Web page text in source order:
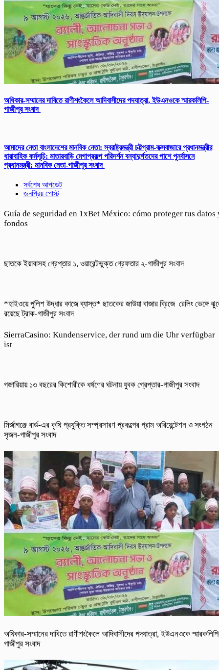
অধিকার-সম্মানের দাবিতে রাণীশংকৈলে আদিবাসীদের পদযাত্রা, ইউএনওকে স্মারকলিপি-
গাজীপুর সংবাদ
আমাদের নেতা বাংলাদেশের মানবিক নেতা: স্বরাষ্ট্রমন্ত্রী চট্টগ্রাম-কক্সবাজারে প্রধানমন্ত্রীর
ধারাবাহিক কর্মসূচি: মাতারবাড়ি মেগাপ্রকল্প পরিদর্শন বন্যাদুর্গতদের পাশে পুনর্বাসনে
প্রধানমন্ত্রী: মানবিক নেতা-গাজীপুর সংবাদ
সর্বশেষ আপডেট
জনপ্রিয় পোস্ট
Guía de seguridad en 1xBet México: cómo proteger tus datos
fondos
ছাতকে ইয়াবাসহ গ্রেপ্তার ১, ওয়ারেন্টভুক্ত গ্রেফতার ২-গাজীপুর সংবাদ
*হাইওয়ে পুলিশ উদ্ধার কাজে ব্যাস্ত* ছাতকের জাউয়া বাজার ব্রিজে রেলিং ভেঙ্গে
রয়েছে ট্রাক-গাজীপুর সংবাদ
SierraCasino: Kundenservice, der rund um die Uhr verfügbar
ist
গজারিয়ায় ১৩ বছরের কিশোরীকে ধর্ষণের ঘটনায় যুবক গ্রেপ্তার-গাজীপুর সংবাদ
​মির্জাগঞ্জে বার্ড-এর কৃষি প্রযুক্তি সম্প্রসারণ প্রকল্পের গ্রাম অরিয়েন্টেশন ও সংগঠন
সৃজন-গাজীপুর সংবাদ
অধিকার-সম্মানের দাবিতে রাণীশংকৈলে আদিবাসীদের পদযাত্রা, ইউএনওকে
গাজীপুর সংবাদ